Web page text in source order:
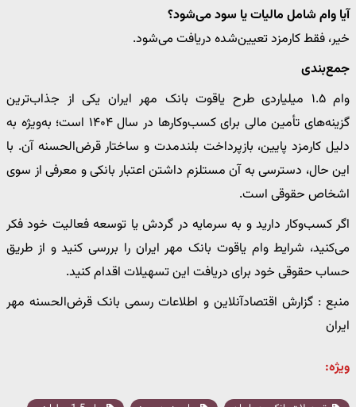
آیا وام شامل مالیات یا سود می‌شود؟
خیر، فقط کارمزد تعیین‌شده دریافت می‌شود.
جمع‌بندی
وام ۱.۵ میلیاردی طرح یاقوت بانک مهر ایران یکی از جذاب‌ترین
گزینه‌های تأمین مالی برای کسب‌وکارها در سال ۱۴۰۴ است؛ به‌ویژه به
دلیل کارمزد پایین، بازپرداخت بلندمدت و ساختار قرض‌الحسنه آن. با
این حال، دسترسی به آن مستلزم داشتن اعتبار بانکی و معرفی از سوی
اشخاص حقوقی است.
اگر کسب‌وکار دارید و به سرمایه در گردش یا توسعه فعالیت خود فکر
می‌کنید، شرایط وام یاقوت بانک مهر ایران را بررسی کنید و از طریق
حساب حقوقی خود برای دریافت این تسهیلات اقدام کنید.
منبع : گزارش اقتصادآنلاین و اطلاعات رسمی بانک قرض‌الحسنه مهر
ایران
ویژه: